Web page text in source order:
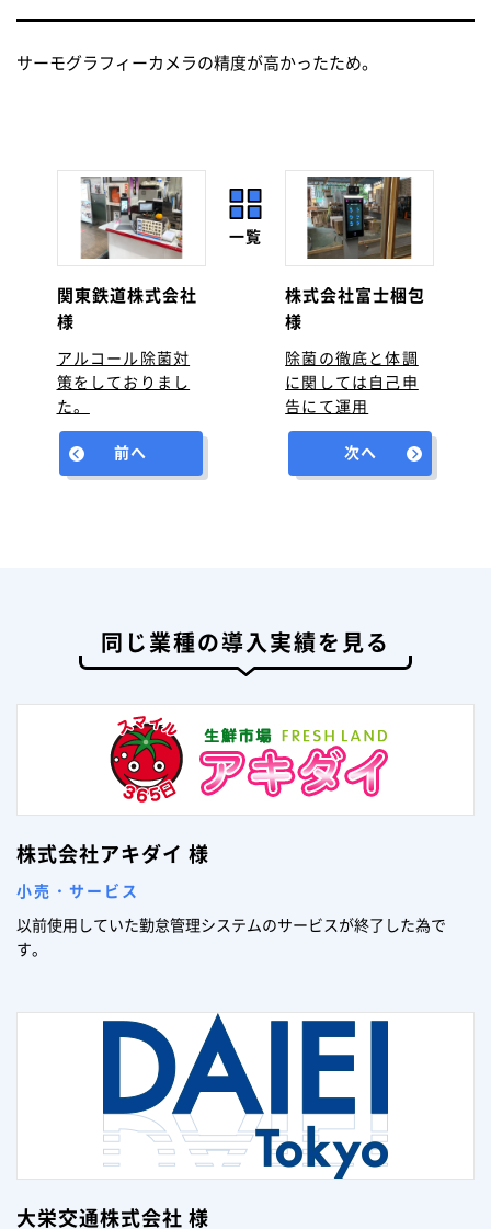
サーモグラフィーカメラの精度が高かったため。
前へ
関東鉄道株式会社
様
アルコール除菌対
策をしておりまし
た。
一覧
次へ
株式会社富士梱包
様
除菌の徹底と体調
に関しては自己申
告にて運用
同じ業種の導入実績を見る
株式会社アキダイ 様
小売・サービス
以前使用していた勤怠管理システムのサービスが終了した為で
す。
大栄交通株式会社 様